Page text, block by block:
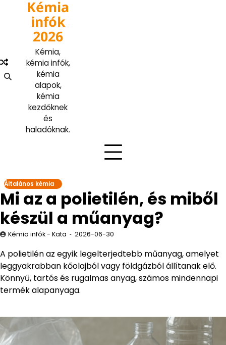
Kémia
infók
2026
Kémia,
kémia infók,
kémia
alapok,
kémia
kezdőknek
és
haladóknak.
Általános kémia
Mi az a polietilén, és miből
készül a műanyag?
Kémia infók - Kata 2026-06-30
A polietilén az egyik legelterjedtebb műanyag, amelyet
leggyakrabban kőolajból vagy földgázból állítanak elő.
Könnyű, tartós és rugalmas anyag, számos mindennapi
termék alapanyaga.